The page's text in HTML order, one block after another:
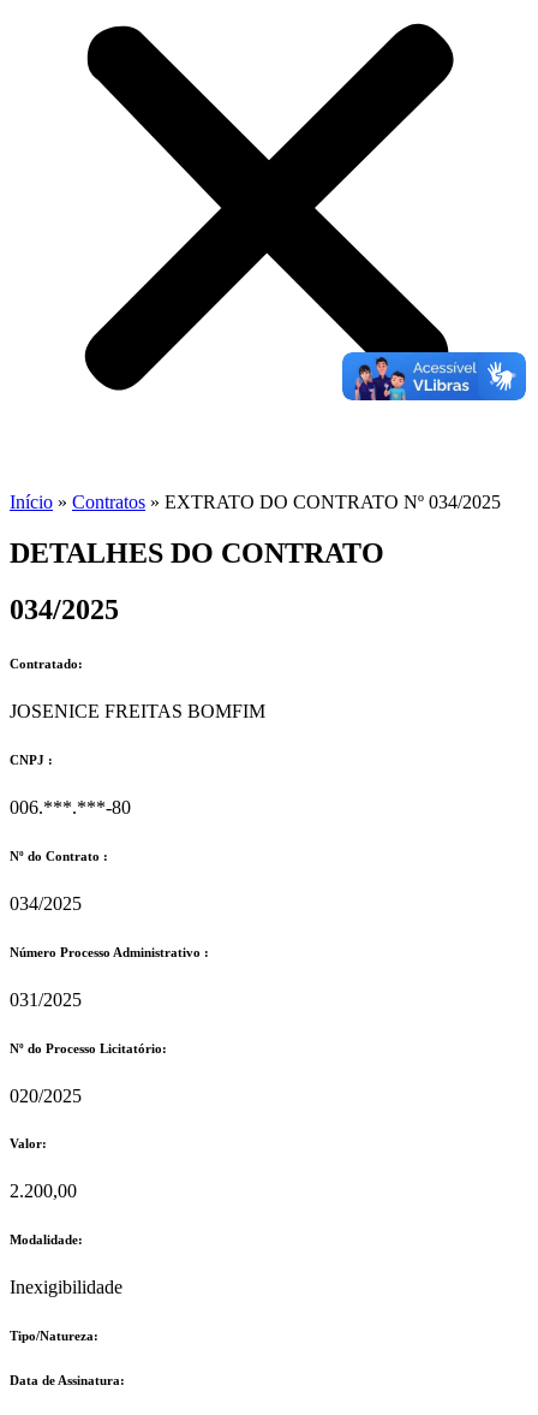
Início » Contratos » EXTRATO DO CONTRATO Nº 034/2025
DETALHES DO CONTRATO​
034/2025
Contratado:
JOSENICE FREITAS BOMFIM
CNPJ :
006.***.***-80
Nº do Contrato :
034/2025
Número Processo Administrativo :
031/2025
Nº do Processo Licitatório:
020/2025
Valor:
2.200,00
Modalidade:
Inexigibilidade
Tipo/Natureza:
Data de Assinatura: